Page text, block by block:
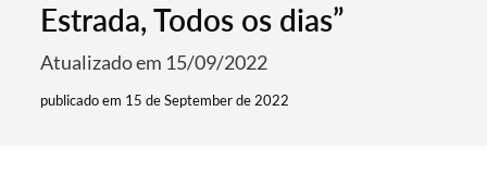
Estrada, Todos os dias”
Atualizado em 15/09/2022
publicado em 15 de September de 2022